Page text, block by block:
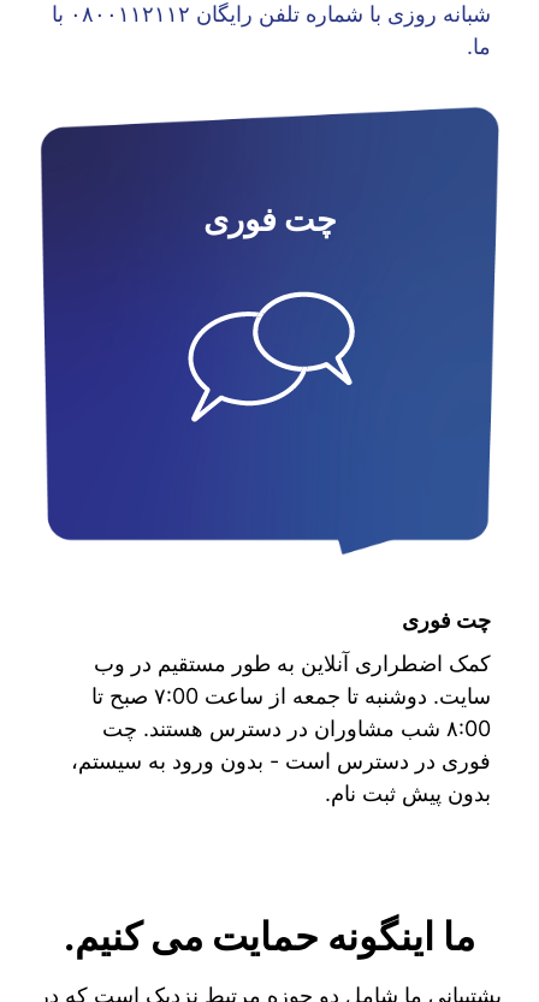
شبانه روزی با شماره تلفن رایگان ۰۸۰۰۱۱۲۱۱۲ با
ما.
چت فوری
چت فوری
کمک اضطراری آنلاین به طور مستقیم در وب
سایت. دوشنبه تا جمعه از ساعت ۷:00 صبح تا
۸:00 شب مشاوران در دسترس هستند. چت
فوری در دسترس است - بدون ورود به سیستم،
بدون پیش ثبت نام.
ما اینگونه حمایت می کنیم.
پشتیبانی ما شامل دو حوزه مرتبط نزدیک است که در